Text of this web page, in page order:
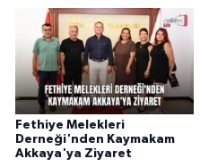
Fethiye Melekleri
Derneği'nden Kaymakam
Akkaya'ya Ziyaret